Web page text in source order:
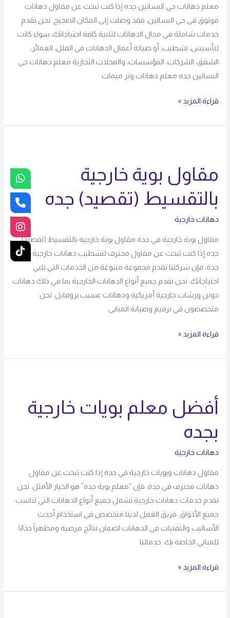
معلم دهانات حي البساتين جده إذا كنت تبحث عن مقاول دهانات
موثوق في حي البساتين، فقد وصلت إلى المكان الصحيح. نحن نقدم
خدمات شاملة في مجال الدهانات لتلبية كافة احتياجاتك، سواء كانت
لتأسيس، تشطيب، أو صيانة أعمال الدهانات في الفلل، العمائر،
الشقق، الشركات، المؤسسات، والمحلات التجارية معلم دهانات حي
البساتين جده معلم دهانات وتر ميمات
قراءة المزيد »
مقاول بوية خارجية
بالتقسيط (تقصيد) جده
دهانات خارجية
مقاول بوية خارجية في جدة مقاول بوية خارجية بالتقسيط (تقصيد)
جده إذا كنت تبحث عن مقاول محترف لتشطيب دهانات خارجية في
جدة، فإن شركتنا تقدم مجموعة متنوعة من الخدمات التي تلبي
احتياجاتك. نحن نقدم جميع أنواع الدهانات الخارجية بما في ذلك دهانات
جوتن ورشات خارجية أمريكية ودهانات عسيب بروفايل. نحن
متخصصون في ترميم وصيانة المباني
خارجية
بالتقسيط
(تقصيد)
قراءة المزيد »
أفضل معلم بويات خارجية
بجده
دهانات خارجية
مقاول دهانات وبويات خارجية في جدة إذا كنت تبحث عن مقاول
دهانات محترف في جدة، فإن “معلم بوية جده” هو الخيار الأمثل. نحن
نقدم خدمات دهانات خارجية تشمل جميع أنواع الدهانات التي تناسب
جميع الأذواق. فريق العمل لدينا متخصص في استخدام أحدث
الأساليب والتقنيات في الدهانات لضمان نتائج مرضية ومظهراً جذابًا
للمباني الخاصة بك. خدماتنا
بويات
بجده
قراءة المزيد »